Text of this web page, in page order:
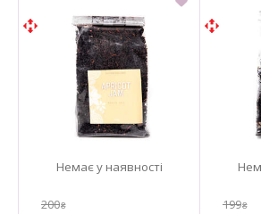
200₴ 199₴